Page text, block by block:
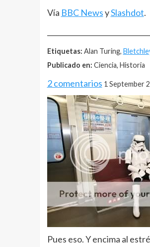
Vía BBC NewsySlashdot.
Etiquetas: Alan Turing,
Publicado en: Ciencia, Historia
2 comentarios 1 September
Pues eso. Y encima al